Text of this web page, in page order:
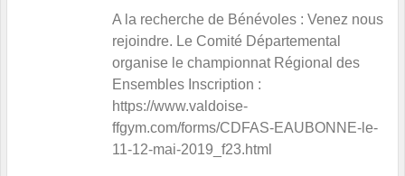
A la recherche de Bénévoles : Venez nous
rejoindre. Le Comité Départemental
organise le championnat Régional des
Ensembles Inscription :
https://www.valdoise-
ffgym.com/forms/CDFAS-EAUBONNE-le-
11-12-mai-2019_f23.html